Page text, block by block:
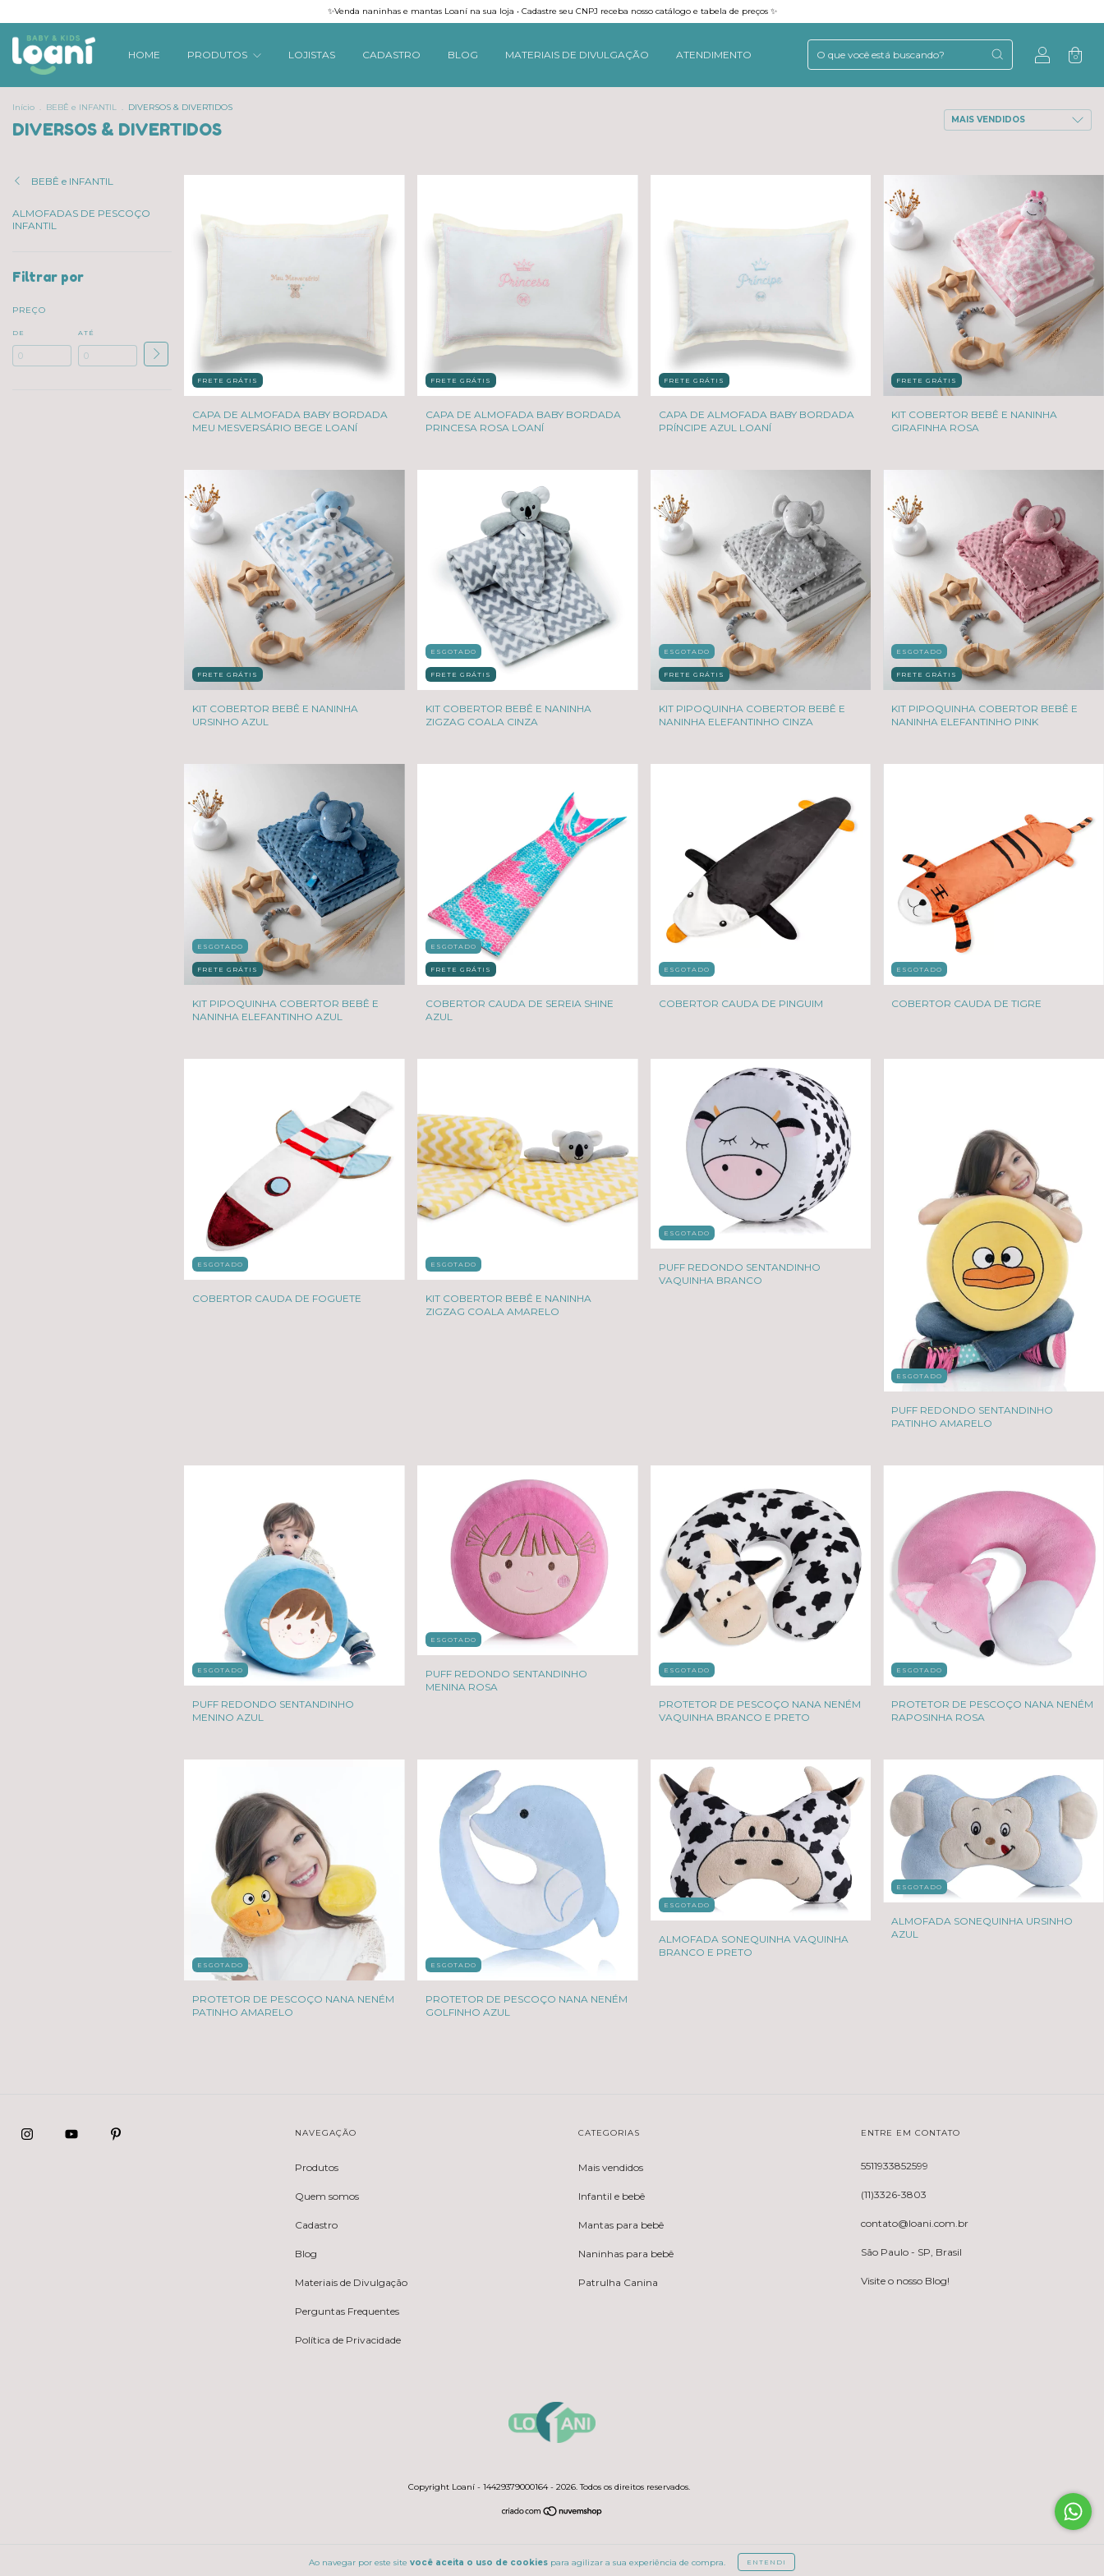
✨Venda naninhas e mantas Loaní na sua loja • Cadastre seu CNPJ receba nosso catálogo e tabela de preços ✨
HOME PRODUTOS LOJISTAS CADASTRO BLOG MATERIAIS DE DIVULGAÇÃO ATENDIMENTO 0
Ao navegar por este site você aceita o uso de cookies para agilizar a sua experiência de compra. ENTENDI
Início . BEBÊ e INFANTIL . DIVERSOS & DIVERTIDOS
DIVERSOS & DIVERTIDOS
BEBÊ e INFANTIL
ALMOFADAS DE PESCOÇO
INFANTIL
Filtrar por
PREÇO
DE ATÉ
FRETE GRÁTIS
CAPA DE ALMOFADA BABY BORDADA
MEU MESVERSÁRIO BEGE LOANÍ
FRETE GRÁTIS
CAPA DE ALMOFADA BABY BORDADA
PRINCESA ROSA LOANÍ
FRETE GRÁTIS
CAPA DE ALMOFADA BABY BORDADA
PRÍNCIPE AZUL LOANÍ
FRETE GRÁTIS
KIT COBERTOR BEBÊ E NANINHA
GIRAFINHA ROSA
FRETE GRÁTIS
KIT COBERTOR BEBÊ E NANINHA
URSINHO AZUL
ESGOTADO
FRETE GRÁTIS
KIT COBERTOR BEBÊ E NANINHA
ZIGZAG COALA CINZA
ESGOTADO
FRETE GRÁTIS
KIT PIPOQUINHA COBERTOR BEBÊ E
NANINHA ELEFANTINHO CINZA
ESGOTADO
FRETE GRÁTIS
KIT PIPOQUINHA COBERTOR BEBÊ E
NANINHA ELEFANTINHO PINK
ESGOTADO
FRETE GRÁTIS
KIT PIPOQUINHA COBERTOR BEBÊ E
NANINHA ELEFANTINHO AZUL
ESGOTADO
FRETE GRÁTIS
COBERTOR CAUDA DE SEREIA SHINE
AZUL
ESGOTADO
COBERTOR CAUDA DE PINGUIM
ESGOTADO
COBERTOR CAUDA DE TIGRE
ESGOTADO
COBERTOR CAUDA DE FOGUETE
ESGOTADO
KIT COBERTOR BEBÊ E NANINHA
ZIGZAG COALA AMARELO
ESGOTADO
PUFF REDONDO SENTANDINHO
VAQUINHA BRANCO
ESGOTADO
PUFF REDONDO SENTANDINHO
PATINHO AMARELO
ESGOTADO
PUFF REDONDO SENTANDINHO
MENINO AZUL
ESGOTADO
PUFF REDONDO SENTANDINHO
MENINA ROSA
ESGOTADO
PROTETOR DE PESCOÇO NANA NENÉM
VAQUINHA BRANCO E PRETO
ESGOTADO
PROTETOR DE PESCOÇO NANA NENÉM
RAPOSINHA ROSA
ESGOTADO
PROTETOR DE PESCOÇO NANA NENÉM
PATINHO AMARELO
ESGOTADO
PROTETOR DE PESCOÇO NANA NENÉM
GOLFINHO AZUL
ESGOTADO
ALMOFADA SONEQUINHA VAQUINHA
BRANCO E PRETO
ESGOTADO
ALMOFADA SONEQUINHA URSINHO
AZUL
NAVEGAÇÃO
Produtos
Quem somos
Cadastro
Blog
Materiais de Divulgação
Perguntas Frequentes
Política de Privacidade
CATEGORIAS
Mais vendidos
Infantil e bebê
Mantas para bebê
Naninhas para bebê
Patrulha Canina
ENTRE EM CONTATO
5511933852599
(11)3326-3803
contato@loani.com.br
São Paulo - SP, Brasil
Visite o nosso Blog!
Copyright Loaní - 14429379000164 - 2026. Todos os direitos reservados.